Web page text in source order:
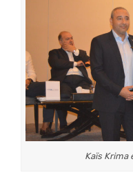
Kaïs Krima